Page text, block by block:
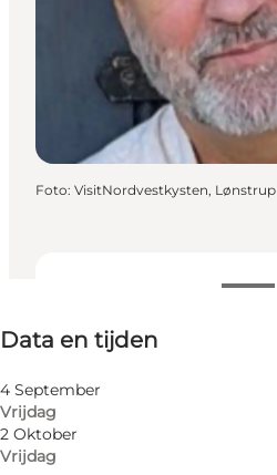
Data en tijden
4 September
Vrijdag
2 Oktober
Vrijdag
Website bezoeken
Foto: VisitNordvestkysten, Lønstrup